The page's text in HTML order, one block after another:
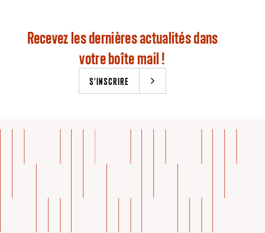
Recevez les dernières actualités dans
votre boîte mail !
S'INSCRIRE